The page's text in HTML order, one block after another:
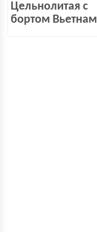
Цельнолитая с
бортом Вьетнам